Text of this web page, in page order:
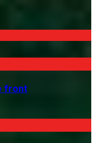
front